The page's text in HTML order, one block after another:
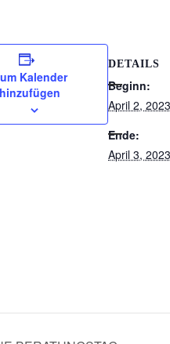
Kalender
hinzufügen
DETAILS
Beginn:
April 2,
Ende:
April 3,